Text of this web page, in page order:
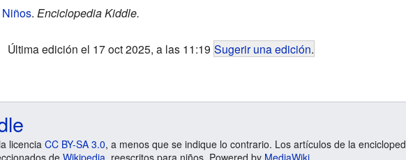
. Enciclopedia Kiddle.
Última edición el 17 oct 2025, a las 11:19 Sugerir una edición.
licencia CC BY-SA 3.0, a menos que se indique lo contrario. Los artículos de la
de Wikipedia , reescritos para niños. Powered by MediaWiki.